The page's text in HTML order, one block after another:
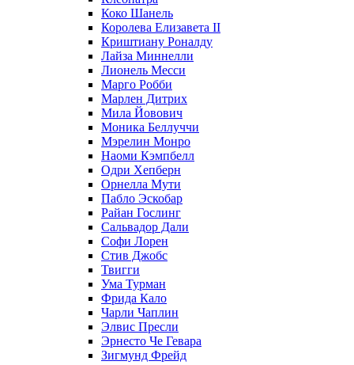
Коко Шанель
Королева Елизавета II
Криштиану Роналду
Лайза Миннелли
Лионель Месси
Марго Робби
Марлен Дитрих
Мила Йовович
Моника Беллуччи
Мэрелин Монро
Наоми Кэмпбелл
Одри Хепберн
Орнелла Мути
Пабло Эскобар
Райан Гослинг
Сальвадор Дали
Софи Лорен
Стив Джобс
Твигги
Ума Турман
Фрида Кало
Чарли Чаплин
Элвис Пресли
Эрнесто Че Гевара
Зигмунд Фрейд